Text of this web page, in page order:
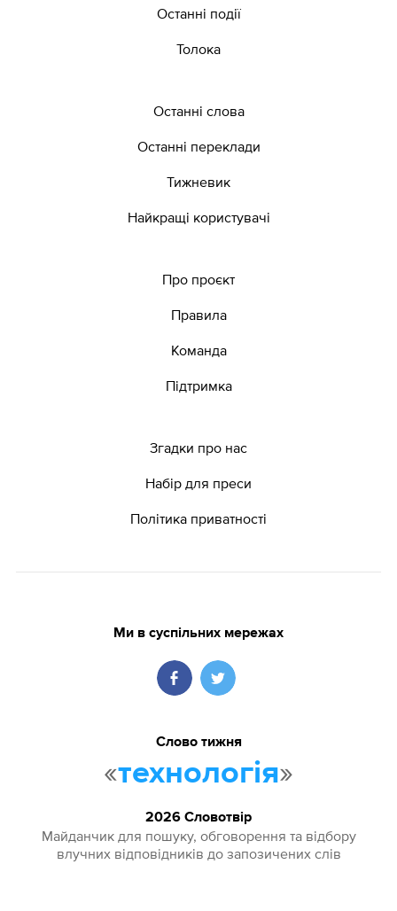
Останні події
Толока
Останні слова
Останні переклади
Тижневик
Найкращі користувачі
Про проєкт
Правила
Команда
Підтримка
Згадки про нас
Набір для преси
Політика приватності
Ми в суспільних мережах
Слово тижня
«технологія»
2026 Словотвір
Майданчик для пошуку, обговорення та відбору
влучних відповідників до запозичених слів